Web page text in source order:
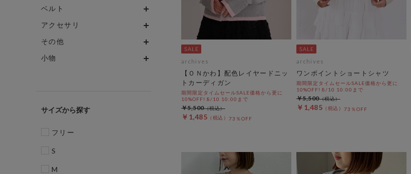
ベルト
アクセサリ
その他
小物
サイズ
フリー
S
M
archives
【ＯＮかわ】配色レイヤードニッ
トカーディガン
期間限定タイムセールSALE価格から更に
10%OFF! 8/10 10:00まで
￥1,485 73％OFF
￥5,500
archives
ワンポイントショートシャツ
期間限定タイムセールSALE価格から更に
10%OFF! 8/10 10:00まで
￥1,485 73％OFF
￥5,500